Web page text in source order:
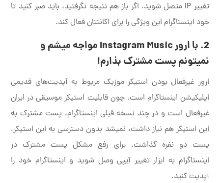
تغییر IP متصل شوید. اگر باز هم نتیجه نگرفتید، باید صبر کنید تا
خود اینستاگرام این ویژگی را برای اکانتتان فعال کند.
2. با ارور Instagram Music مواجه میشم و
نمیتونم پست مشترک بذارم!
ارور غیرفعال بودن استیکر موزیک مربوط به آپدیت‌های قدیمی
اپلیکیشن اینستاگرام است. چون قابلیت استیکر موسیقی در ایران
غیرفعال است و در چند نسخه قبلی اینستاگرام، پست مشترک به
این استیکر هم نیاز داشت، نمیشد بدون دسترسی به این استیکر،
پست دو نفره گذاشت. برای رفع مشکل پست مشترک در
اینستاگرام به ابزار تغییر آیپی وصل شوید و اینستاگرام خود را
آپدیت کنید.